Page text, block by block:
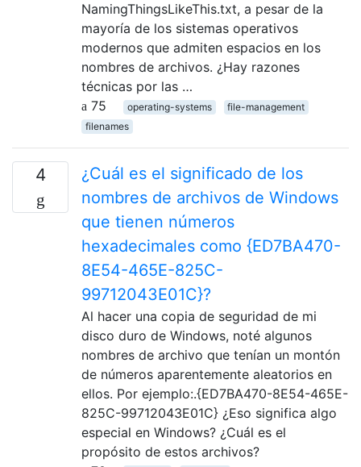
NamingThingsLikeThis.txt, a pesar de la
mayoría de los sistemas operativos
modernos que admiten espacios en los
nombres de archivos. ¿Hay razones
técnicas por las …
75
operating-systems
file-management
filenames
4
¿Cuál es el significado de los
nombres de archivos de Windows
que tienen números
hexadecimales como {ED7BA470-
8E54-465E-825C-
99712043E01C}?
Al hacer una copia de seguridad de mi
disco duro de Windows, noté algunos
nombres de archivo que tenían un montón
de números aparentemente aleatorios en
ellos. Por ejemplo:.{ED7BA470-8E54-465E-
825C-99712043E01C} ¿Eso significa algo
especial en Windows? ¿Cuál es el
propósito de estos archivos?